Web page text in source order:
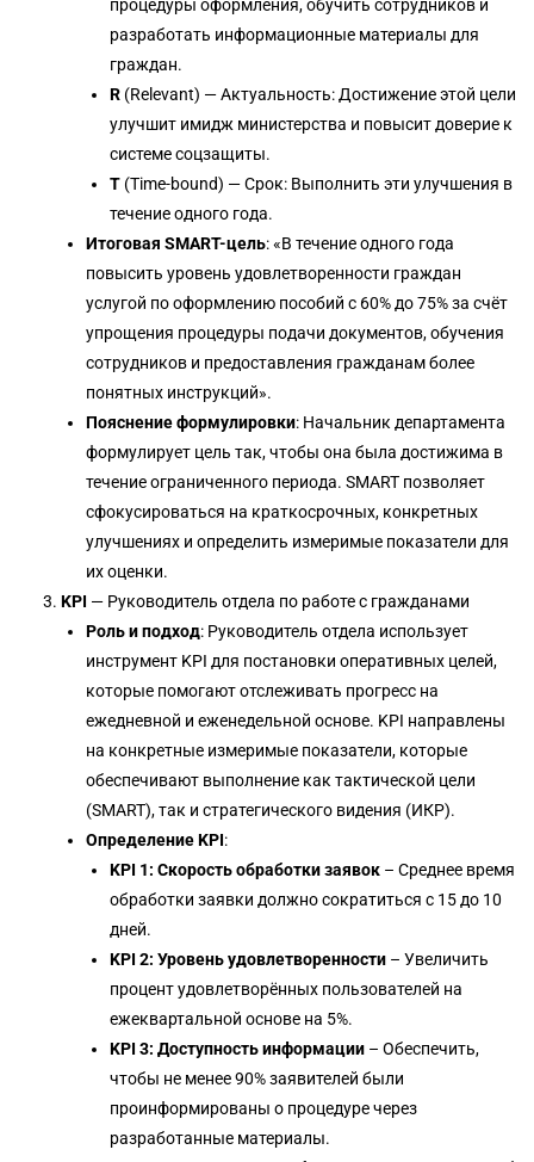
процедуры оформления, обучить сотрудников и
разработать информационные материалы для
граждан.
R (Relevant) — Актуальность: Достижение этой цели
улучшит имидж министерства и повысит доверие к
системе соцзащиты.
T (Time-bound) — Срок: Выполнить эти улучшения в
течение одного года.
Итоговая SMART-цель: «В течение одного года
повысить уровень удовлетворенности граждан
услугой по оформлению пособий с 60% до 75% за счёт
упрощения процедуры подачи документов, обучения
сотрудников и предоставления гражданам более
понятных инструкций».
Пояснение формулировки: Начальник департамента
формулирует цель так, чтобы она была достижима в
течение ограниченного периода. SMART позволяет
сфокусироваться на краткосрочных, конкретных
улучшениях и определить измеримые показатели для
их оценки.
KPI — Руководитель отдела по работе с гражданами
Роль и подход: Руководитель отдела использует
инструмент KPI для постановки оперативных целей,
которые помогают отслеживать прогресс на
ежедневной и еженедельной основе. KPI направлены
на конкретные измеримые показатели, которые
обеспечивают выполнение как тактической цели
(SMART), так и стратегического видения (ИКР).
Определение KPI:
KPI 1: Скорость обработки заявок – Среднее время
обработки заявки должно сократиться с 15 до 10
дней.
KPI 2: Уровень удовлетворенности – Увеличить
процент удовлетворённых пользователей на
ежеквартальной основе на 5%.
KPI 3: Доступность информации – Обеспечить,
чтобы не менее 90% заявителей были
проинформированы о процедуре через
разработанные материалы.